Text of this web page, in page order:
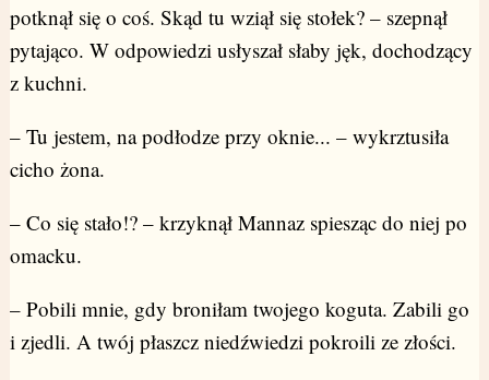
potknął się o coś. Skąd tu wziął się stołek? – szepnął
pytająco. W odpowiedzi usłyszał słaby jęk, dochodzący
z kuchni.
– Tu jestem, na podłodze przy oknie... – wykrztusiła
cicho żona.
– Co się stało!? – krzyknął Mannaz spiesząc do niej po
omacku.
– Pobili mnie, gdy broniłam twojego koguta. Zabili go
i zjedli. A twój płaszcz niedźwiedzi pokroili ze złości.